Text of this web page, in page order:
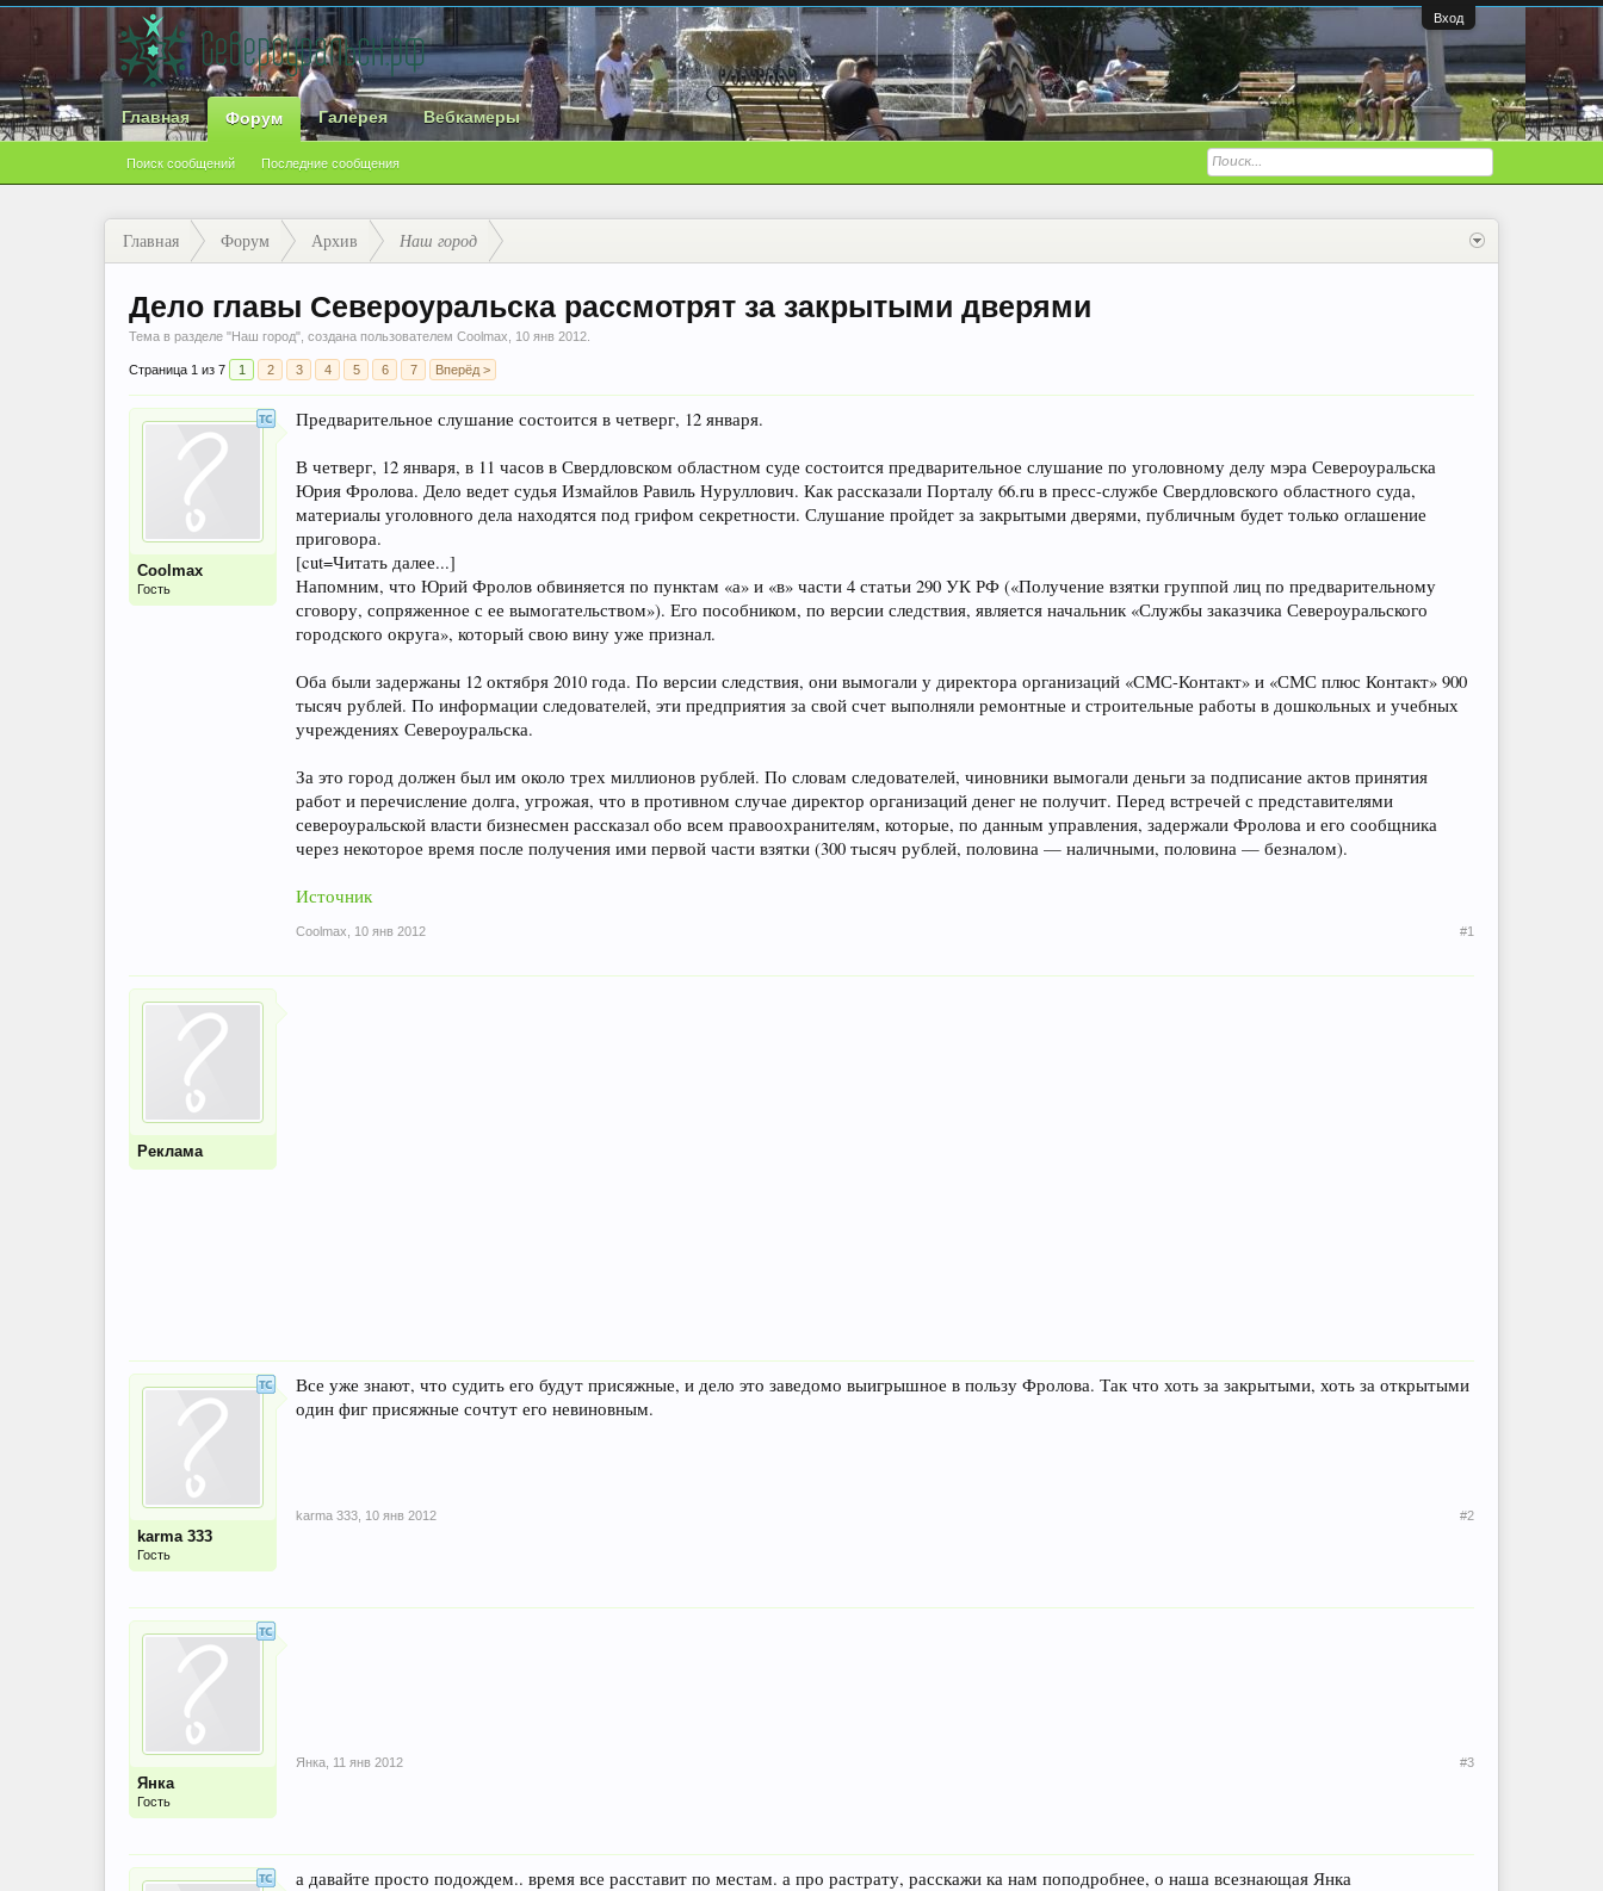
Вход
Главная Форум
Поиск сообщений Последние сообщения
Галерея Вебкамеры
Главная Форум Архив Наш город
Дело главы Североуральска рассмотрят за закрытыми дверями
Тема в разделе "Наш город", создана пользователем Coolmax 10 янв 2012
Страница 1 из 7 1 2 3 4 5 6 7 Вперёд >
Coolmax
Гость
Предварительное слушание состоится в четверг, 12 января.
В четверг, 12 января, в 11 часов в Свердловском областном суде состоится предварительное слушание по уголовному делу мэра Североуральска
Юрия Фролова. Дело ведет судья Измайлов Равиль Нуруллович. Как рассказали Порталу 66.ru в пресс-службе Свердловского областного суда,
материалы уголовного дела находятся под грифом секретности. Слушание пройдет за закрытыми дверями, публичным будет только оглашение
приговора.
[cut=Читать далее...]
Напомним, что Юрий Фролов обвиняется по пунктам «а» и «в» части 4 статьи 290 УК РФ («Получение взятки группой лиц по предварительному
сговору, сопряженное с ее вымогательством»). Его пособником, по версии следствия, является начальник «Службы заказчика Североуральского
городского округа», который свою вину уже признал.
Оба были задержаны 12 октября 2010 года. По версии следствия, они вымогали у директора организаций «СМС-Контакт» и «СМС плюс Контакт» 900
тысяч рублей. По информации следователей, эти предприятия за свой счет выполняли ремонтные и строительные работы в дошкольных и учебных
учреждениях Североуральска.
За это город должен был им около трех миллионов рублей. По словам следователей, чиновники вымогали деньги за подписание актов принятия
работ и перечисление долга, угрожая, что в противном случае директор организаций денег не получит. Перед встречей с представителями
североуральской власти бизнесмен рассказал обо всем правоохранителям, которые, по данным управления, задержали Фролова и его сообщника
через некоторое время после получения ими первой части взятки (300 тысяч рублей, половина — наличными, половина — безналом).
Источник
Coolmax 10 янв 2012 #1
Реклама
karma 333
Гость
Все уже знают, что судить его будут присяжные, и дело это заведомо выигрышное в пользу Фролова. Так что хоть за закрытыми, хоть за открытыми
один фиг присяжные сочтут его невиновным.
karma 333 10 янв 2012 #2
Янка
Гость
Янка 11 янв 2012 #3
а давайте просто подождем.. время все расставит по местам. а про растрату, расскажи ка нам поподробнее, о наша всезнающая Янка